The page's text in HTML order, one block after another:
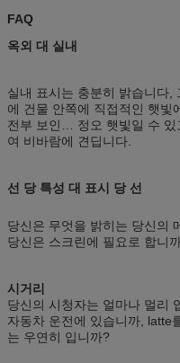
FAQ
옥외 대 실내
실내 표시는 충분히 밝습니다,
에 건물 안쪽에 직접적인 햇빛
전부 보인… 정오 햇빛일 수 있
여 비바람에 견딥니다.
선 당 특성 대 표시 당 선
당신은 무엇을 밝히는 당신의
당신은 스크린에 필요로 합니
시거리
당신의 시청자는 얼마나 멀리
자동차 운전에 있습니까, latte
는 우연히 입니까?